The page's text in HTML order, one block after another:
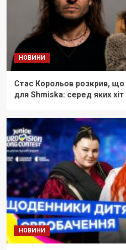
НОВИНИ
Стас Корольов розкрив, що
для Shmiska: серед яких хіт
НОВИНИ